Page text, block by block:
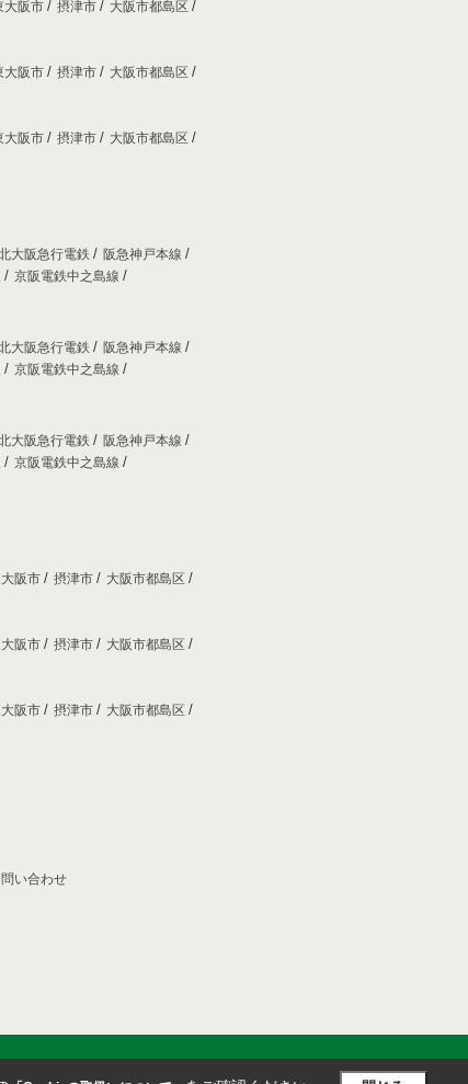
大阪市 摂津市
大阪市都島区
大阪市 摂津市
大阪市都島区
大阪市 摂津市
大阪市都島区
大阪急行電鉄
阪急神戸本線
京阪電鉄中之島線
大阪急行電鉄
阪急神戸本線
京阪電鉄中之島線
大阪急行電鉄
阪急神戸本線
京阪電鉄中之島線
阪市 摂津市
大阪市都島区
阪市 摂津市
大阪市都島区
阪市 摂津市
大阪市都島区
い合わせ